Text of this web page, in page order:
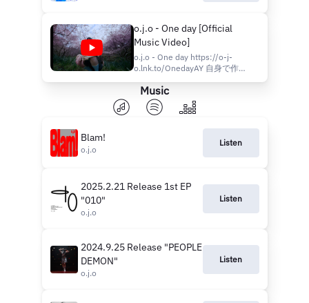
o.j.o - One day [Official
Music Video]
o.j.o - One day https://o-j-
o.lnk.to/OnedayAY 自身で作詞
歳o.j.o(オジョ)の新曲「One
day」。 “あの日”の瞬間を切り
取り、たったひとり揺れ動く内
Music & Arrangement : o.j.o
Music
Blam!
o.j.o
Listen
2025.2.21 Release 1st EP
"010"
o.j.o
Listen
2024.9.25 Release "PEOPLE
DEMON"
o.j.o
Listen